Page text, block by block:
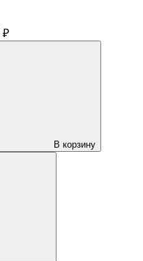
₽
В корзину